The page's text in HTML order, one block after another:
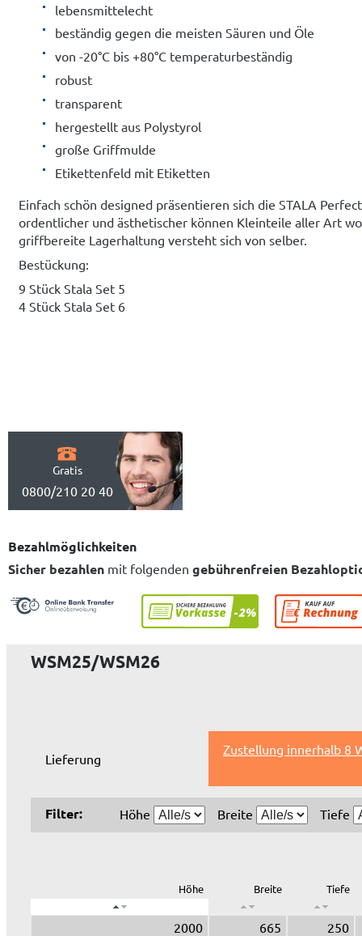
lebensmittelecht
beständig gegen die meisten Säuren und Öle
von -20°C bis +80°C temperaturbeständig
robust
transparent
hergestellt aus Polystyrol
große Griffmulde
Etikettenfeld mit Etiketten
Einfach schön designed präsentieren sich die STALA
ordentlicher und ästhetischer können Kleinteile aller Art
griffbereite Lagerhaltung versteht sich von selber.
Bestückung:
9 Stück Stala Set 5
4 Stück Stala Set 6
Gratis
0800/210 20 40
Bezahlmöglichkeiten
Sicher bezahlen mit folgenden gebührenfreien
WSM25/WSM26
Lieferung
Zustellung innerhalb 8
Filter: Höhe Breite Tiefe
Höhe Breite Tiefe
2000 665 250